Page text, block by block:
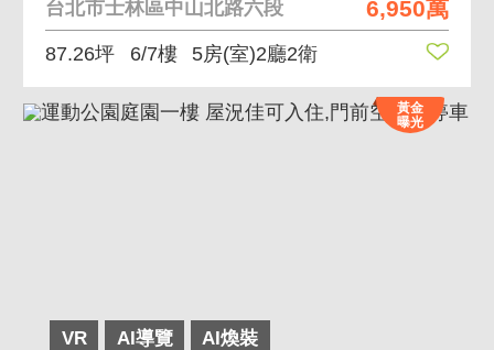
6,950萬
台北市士林區中山北路六段
87.26坪 6/7樓 5房(室)2廳2衛
VR AI導覽 AI煥裝
黃金
曝光